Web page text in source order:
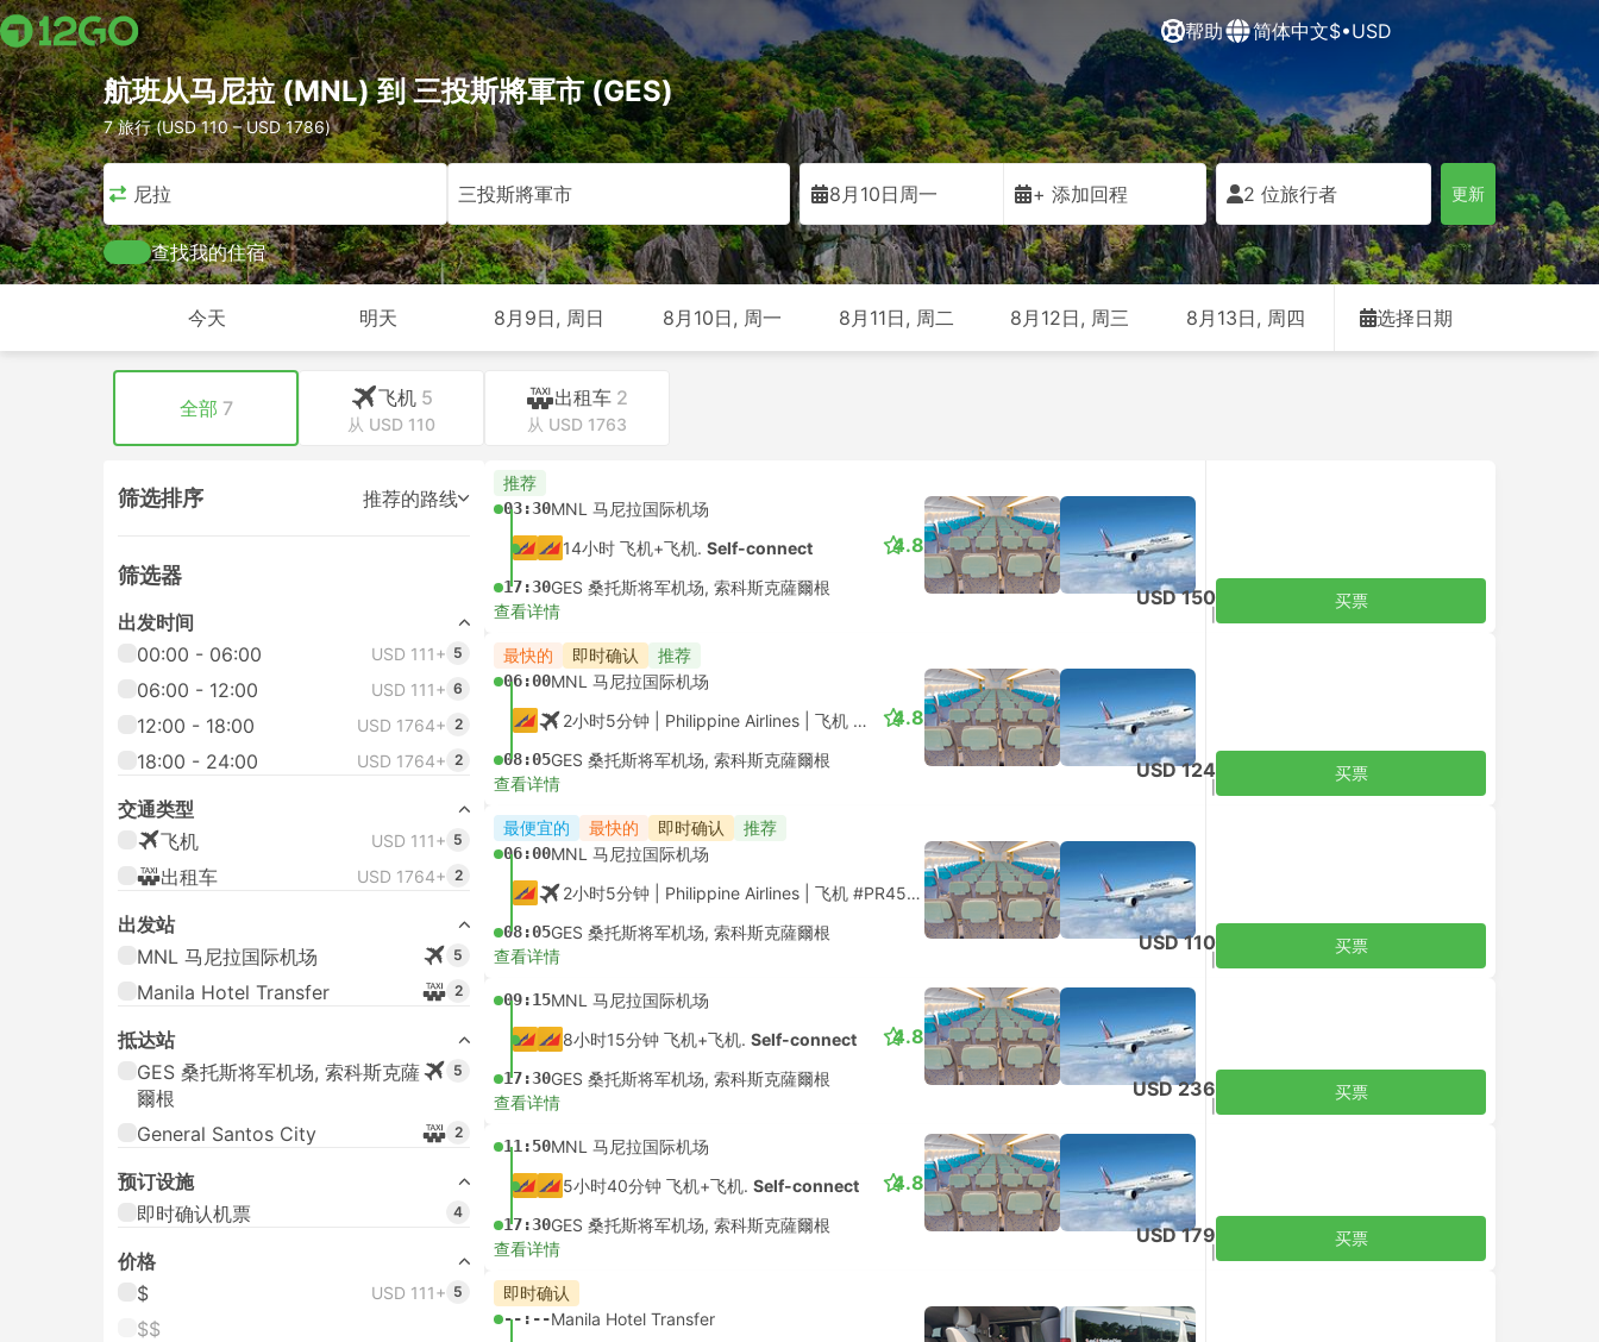
帮助 简体中文$•USD
航班从马尼拉 (MNL) 到 三投斯將軍市 (GES)
7 旅行 (USD 110 – USD 1786)
马尼拉 三投斯將軍市 8月10日周一 + 添加回程 2 位旅行者 更新
查找我的住宿
今天 明天 8月9日, 周日 8月10日, 周一 8月11日, 周二 8月12日, 周三 8月13日, 周四 选择日期
全部 7 飞机 5
从 USD 110
出租车 2
从 USD 1763
筛选排序 推荐的路线
筛选器
出发时间
00:00 - 06:00
USD 111+ 5
06:00 - 12:00 USD 111+ 6
12:00 - 18:00 USD 1764+ 2
18:00 - 24:00 USD 1764+ 2
交通类型
飞机
USD 111+ 5
出租车 USD 1764+ 2
出发站
MNL 马尼拉国际机场
5
Manila Hotel Transfer 2
抵达站
GES 桑托斯将军机场, 索科斯克薩
爾根
5
General Santos City 2
预订设施
即时确认机票
4
价格
$
USD 111+ 5
$$
推荐
03:30MNL 马尼拉国际机场
14小时 飞机+飞机. Self-connect
17:30GES 桑托斯将军机场, 索科斯克薩爾根
4.8
查看详情
USD 150 买票
最快的 即时确认 推荐
06:00MNL 马尼拉国际机场
2小时5分钟 | Philippine Airlines 飞机 #PR453 |经济舱
08:05GES 桑托斯将军机场, 索科斯克薩爾根
4.8
查看详情
USD 124 买票
最便宜的 最快的 即时确认 推荐
06:00MNL 马尼拉国际机场
2小时5分钟 | Philippine Airlines 飞机 #PR453 |经济舱
08:05GES 桑托斯将军机场, 索科斯克薩爾根
查看详情
USD 110 买票
09:15MNL 马尼拉国际机场
8小时15分钟 飞机+飞机. Self-connect
17:30GES 桑托斯将军机场, 索科斯克薩爾根
4.8
查看详情
USD 236 买票
11:50MNL 马尼拉国际机场
5小时40分钟 飞机+飞机. Self-connect
17:30GES 桑托斯将军机场, 索科斯克薩爾根
4.8
查看详情
USD 179 买票
即时确认
--:--Manila Hotel Transfer